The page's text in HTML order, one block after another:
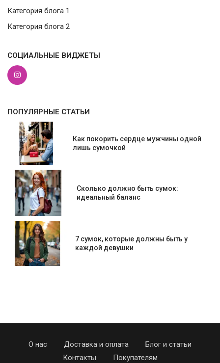
Категория блога 1
Категория блога 2
СОЦИАЛЬНЫЕ ВИДЖЕТЫ
ПОПУЛЯРНЫЕ СТАТЬИ
Как покорить сердце мужчины одной
лишь сумочкой
Сколько должно быть сумок:
идеальный баланс
7 сумок, которые должны быть у
каждой девушки
О нас Доставка и оплата
Блог и статьи
Контакты
Покупателям